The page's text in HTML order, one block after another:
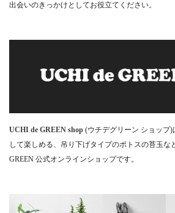
出会いのきっかけとしてお役立てください。
UCHI de GREEN shop (ウチデグリーン ショップ
して楽しめる、吊り下げタイプのポトスの苔玉な
GREEN 公式オンラインショップです。